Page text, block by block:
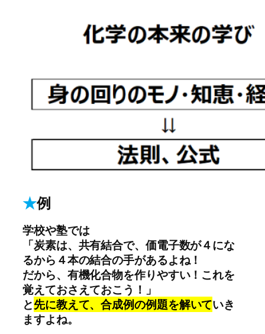
★例
学校や塾では
「炭素は、共有結合で、価電子数が４にな
るから４本の結合の手があるよね！
だから、有機化合物を作りやすい！これを
覚えておさえておこう！」
と先に教えて、合成例の例題を解いていき
ますよね。